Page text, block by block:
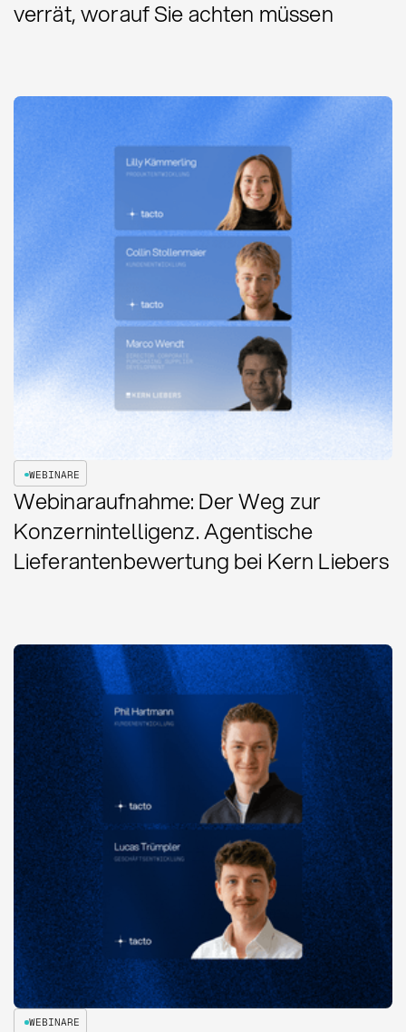
verrät, worauf Sie achten müssen
WEBINARE
Webinaraufnahme: Der Weg zur
Konzernintelligenz. Agentische
Lieferantenbewertung bei Kern Liebers
WEBINARE